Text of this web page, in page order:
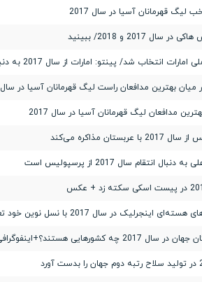
2017 و 2018/ ببینید
شد/ پینتو: امارات از سال 2017 به دنبال مذاکره با من بود
بهترین مدافعان راست لیگ قهرمانان آسیا در سال 2017
مدافعان لیگ قهرمانان آسیا در سال 2017
مذاکره می‌کند
انتقام سال 2017 از پرسپولیس است
در سال 2017 با نسل نوین خود تعویض شده‌اند
کشورهایی هستند؟+اینفوگرافی